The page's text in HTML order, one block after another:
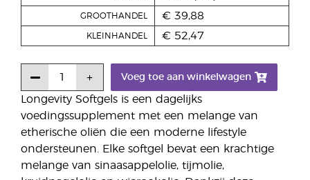
Longevity Softgels is een dagelijks
voedingssupplement met een melange van
etherische oliën die een moderne lifestyle
ondersteunen. Elke softgel bevat een krachtige
melange van sinaasappelolie, tijmolie,
GROOTHANDEL € 39,88
KLEINHANDEL € 52,47
Voeg toe aan winkelwagen